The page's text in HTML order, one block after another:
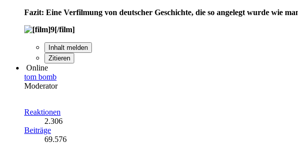
Fazit: Eine Verfilmung von deutscher Geschichte, die so angelegt wurde wie
Inhalt melden
Zitieren
Online
tom bomb
Moderator
Reaktionen
2.306
Beiträge
69.576